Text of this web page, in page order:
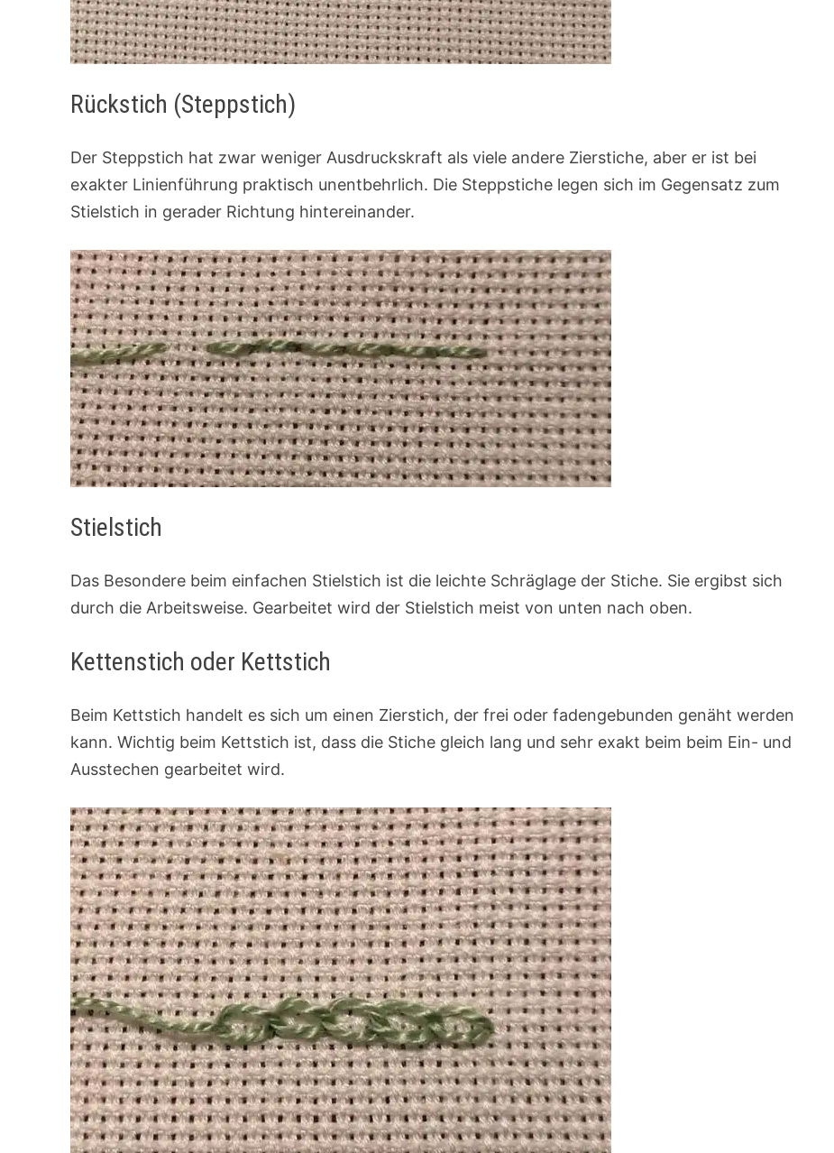
Rückstich (Steppstich)
Der Steppstich hat zwar weniger Ausdruckskraft als viele andere Zierstiche, aber er ist bei
exakter Linienführung praktisch unentbehrlich. Die Steppstiche legen sich im Gegensatz zum
Stielstich in gerader Richtung hintereinander.
Stielstich
Das Besondere beim einfachen Stielstich ist die leichte Schräglage der Stiche. Sie ergibst sich
durch die Arbeitsweise. Gearbeitet wird der Stielstich meist von unten nach oben.
Kettenstich oder Kettstich
Beim Kettstich handelt es sich um einen Zierstich, der frei oder fadengebunden genäht werden
kann. Wichtig beim Kettstich ist, dass die Stiche gleich lang und sehr exakt beim beim Ein- und
Ausstechen gearbeitet wird.